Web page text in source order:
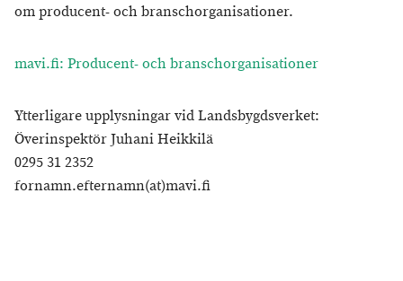
om producent- och branschorganisationer.
mavi.fi: Producent- och branschorganisationer
Ytterligare upplysningar vid Landsbygdsverket:
Överinspektör Juhani Heikkilä
0295 31 2352
fornamn.efternamn(at)mavi.fi